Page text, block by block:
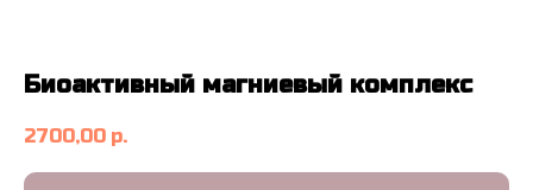
Биоактивный магниевый комплекс
2700,00 р.